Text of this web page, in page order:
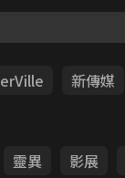
新傳媒
靈異 影展